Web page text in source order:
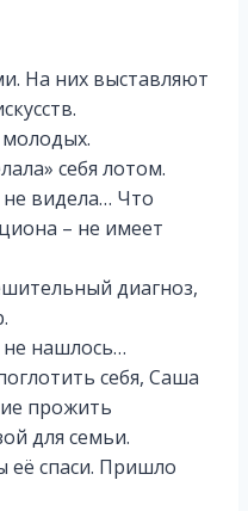
На них выставляют
себя лотом.
видела… Что
– не имеет
диагноз,
нашлось…
себя, Саша
прожить
для семьи.
её спаси. Пришло